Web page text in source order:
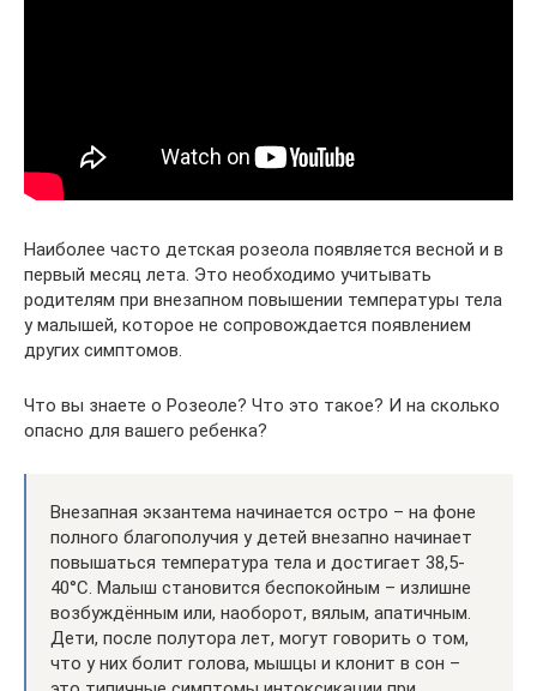
Наиболее часто детская розеола появляется весной и в
первый месяц лета. Это необходимо учитывать
родителям при внезапном повышении температуры тела
у малышей, которое не сопровождается появлением
других симптомов.
Что вы знаете о Розеоле? Что это такое? И на сколько
опасно для вашего ребенка?
Внезапная экзантема начинается остро – на фоне
полного благополучия у детей внезапно начинает
повышаться температура тела и достигает 38,5-
40°C. Малыш становится беспокойным – излишне
возбуждённым или, наоборот, вялым, апатичным.
Дети, после полутора лет, могут говорить о том,
что у них болит голова, мышцы и клонит в сон –